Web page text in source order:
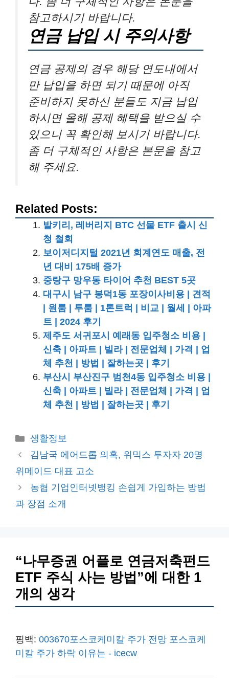
참고하시기 바랍니다.
연금 납입 시 주의사항
연금 공제의 경우 해당 연도내에서
만 납입을 하면 되기 때문에 아직
준비하지 못하신 분들도 지금 납입
하시면 올해 공제 혜택을 받으실 수
있으니 꼭 확인해 보시기 바랍니다.
좀 더 구체적인 사항은 본문을 참고
해 주세요.
Related Posts:
발키리, 레버리지 BTC 선물 ETF 출시 신
청 철회
보이저디지털 2021년 회계연도 매출, 전
년 대비 175배 증가
중랑구 망우동 타이어 추천 BEST 5곳
대구시 남구 봉덕1동 포장이사비용 | 견적
| 원룸 | 투룸 | 1톤트럭 | 비교 | 월세 | 아파
트 | 2024 후기
제주도 서귀포시 예래동 입주청소 비용 |
신축 | 아파트 | 빌라 | 전문업체 | 가격 | 업
체 추천 | 방법 | 잘하는곳 | 후기
부산시 부산진구 범천4동 입주청소 비용 |
신축 | 아파트 | 빌라 | 전문업체 | 가격 | 업
체 추천 | 방법 | 잘하는곳 | 후기
카
테
리
생활정보
김남국 에어드롭 의혹, 위믹스 투자자 20명
위메이드 대표 고소
농협 기업인터넷뱅킹 손쉽게 가입하는 방법
과 장점 소개
“나무증권 어플로 연금저축펀드
ETF 주식 사는 방법”에 대한 1
개의 생각
핑백: 003670포스코케미칼 주가 전망 포스코케
미칼 주가 하락 이유는 - icecw